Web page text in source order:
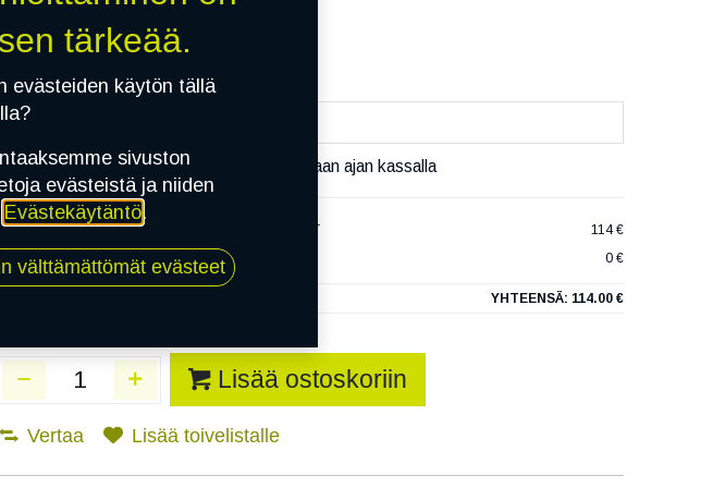
valitset asennuksen, pääset varaamaan ajan kassalla
1X 195/55R15 85H CONTINENTAL ULTRACONTACT
114 €
ASENNUSTA
0 €
YHTEENSÄ: 114.00 €
Lisää ostoskoriin
Vertaa Lisää toivelistalle
tärkeää.
evästeiden käytön tällä
sivuston
evästeistä ja niiden
Evästekäytäntö.
välttämättömät evästeet